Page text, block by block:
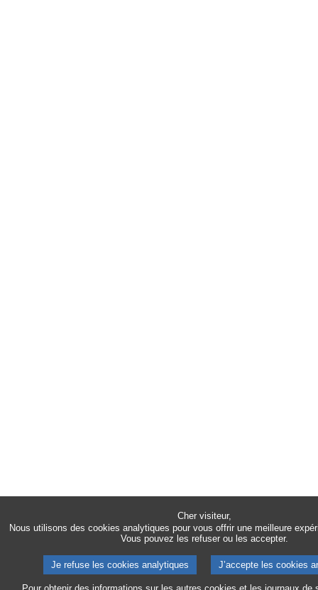
Cher visiteur,
Nous utilisons des cookies analytiques pour vous offrir une meilleure
Vous pouvez les refuser ou les accepter.
Je refuse les cookies analytiques J’accepte les cookies